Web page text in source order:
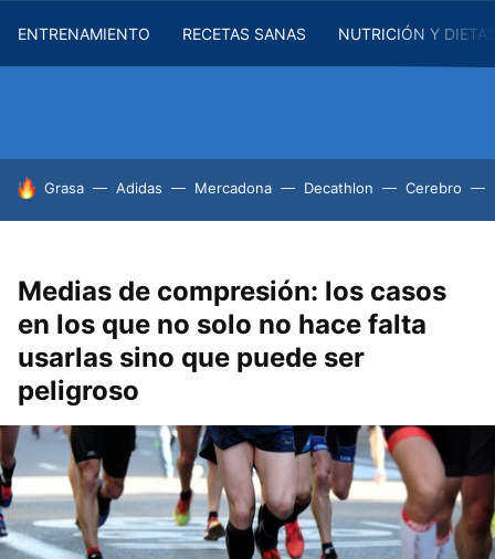
ENTRENAMIENTO RECETAS SANAS NUTRICIÓN Y
HOY SE HABLA DE
Grasa Adidas Mercadona Decathlon Cerebro
Medias de compresión: los casos
en los que no solo no hace falta
usarlas sino que puede ser
peligroso